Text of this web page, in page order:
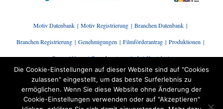
Motiv Datenbank Motiv Registrierung Branchen Datenbank
Branchen Registrierung Genehmigungen Filmförderantrag Produktionen
Presse | News Branchenstammtisch
Kontakt
Die Cookie-Einstellungen auf dieser Website sind auf "Cookies
zulassen" eingestellt, um das beste Surferlebnis zu
ermöglichen. Wenn Sie diese Website ohne Änderung der
Cookie-Einstellungen verwenden oder auf "Akzeptieren"